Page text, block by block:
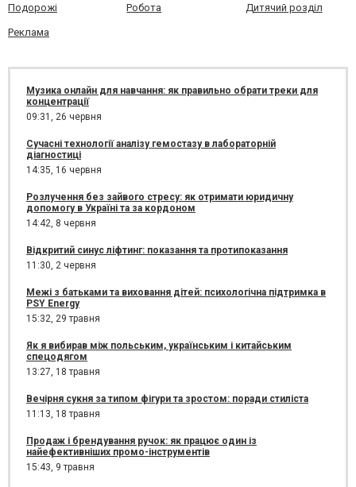
Подорожі Робота Дитячий розділ
Реклама
Музика онлайн для навчання: як правильно обрати треки для
концентрації
09:31, 26 червня
Сучасні технології аналізу гемостазу в лабораторній
діагностиці
14:35, 16 червня
Розлучення без зайвого стресу: як отримати юридичну
допомогу в Україні та за кордоном
14:42, 8 червня
Відкритий синус ліфтинг: показання та протипоказання
11:30, 2 червня
Межі з батьками та виховання дітей: психологічна підтримка в
PSY Energy
15:32, 29 травня
Як я вибирав між польським, українським і китайським
спецодягом
13:27, 18 травня
Вечірня сукня за типом фігури та зростом: поради стиліста
11:13, 18 травня
Продаж і брендування ручок: як працює один із
найефективніших промо-інструментів
15:43, 9 травня